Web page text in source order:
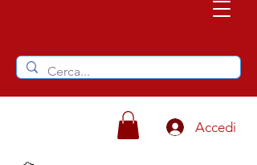
Accedi